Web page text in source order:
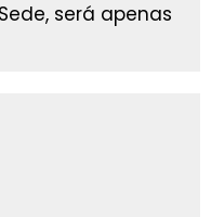
será apenas